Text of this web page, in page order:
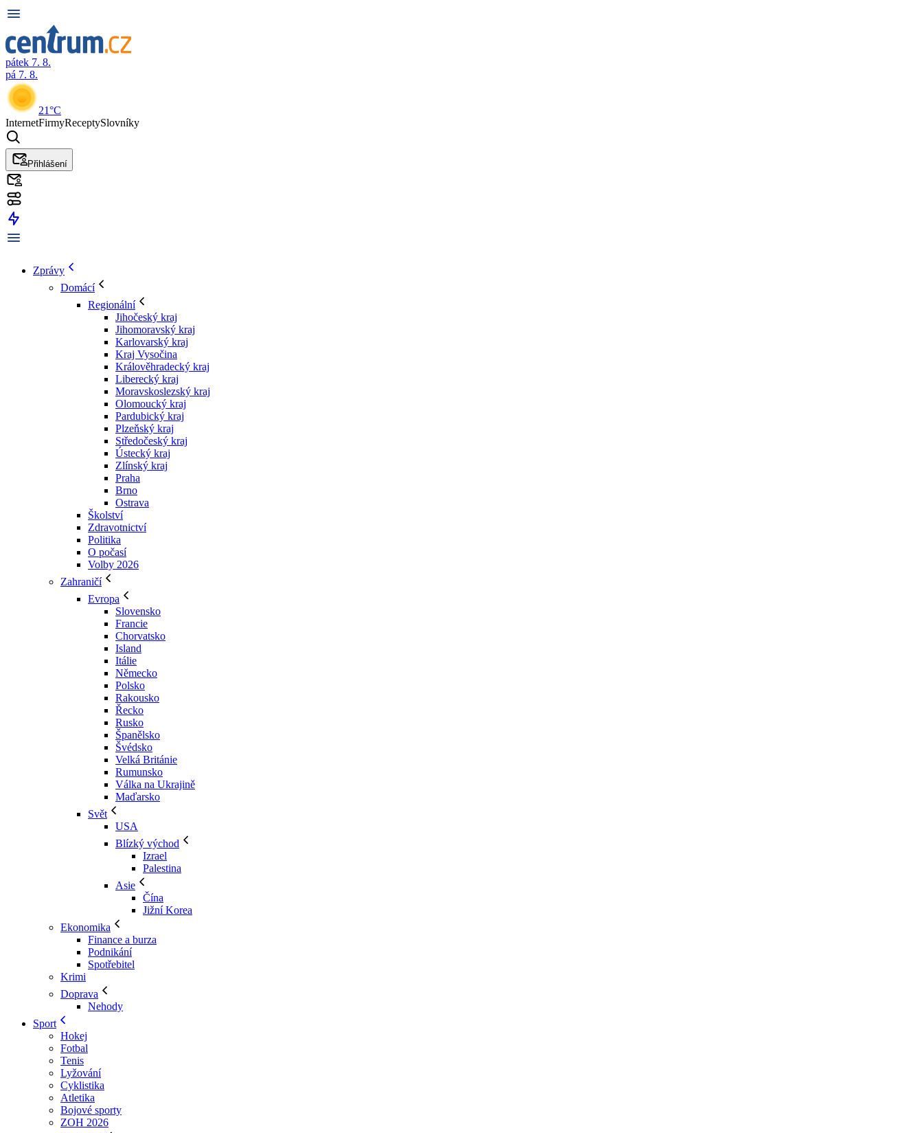
pátek 7. 8.
pá 7. 8.
21°C
InternetFirmyReceptySlovníky
Přihlášení
Zprávy
Domácí
Regionální
Jihočeský kraj
Jihomoravský kraj
Karlovarský kraj
Kraj Vysočina
Králověhradecký kraj
Liberecký kraj
Moravskoslezský kraj
Olomoucký kraj
Pardubický kraj
Plzeňský kraj
Středočeský kraj
Ústecký kraj
Zlínský kraj
Praha
Brno
Ostrava
Školství
Zdravotnictví
Politika
O počasí
Volby 2026
Zahraničí
Evropa
Slovensko
Francie
Chorvatsko
Island
Itálie
Německo
Polsko
Rakousko
Řecko
Rusko
Španělsko
Švédsko
Velká Británie
Rumunsko
Válka na Ukrajině
Maďarsko
Svět
USA
Blízký východ
Izrael
Palestina
Asie
Čína
Jižní Korea
Ekonomika
Finance a burza
Podnikání
Spotřebitel
Krimi
Doprava
Nehody
Sport
Hokej
Fotbal
Tenis
Lyžování
Cyklistika
Atletika
Bojové sporty
ZOH 2026